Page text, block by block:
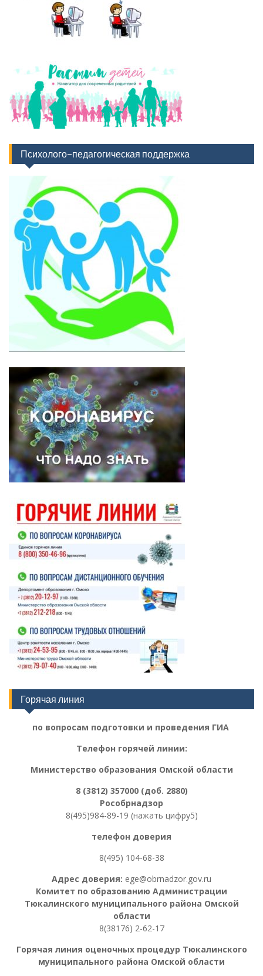
Психолого-педагогическая поддержка
Горячая линия
по вопросам подготовки и проведения ГИА
Телефон горячей линии:
Министерство образования Омской области
8 (3812) 357000 (доб. 2880)
Рособрнадзор
8(495)984-89-19 (нажать цифру5)
телефон доверия
8(495) 104-68-38
Адрес доверия: ege@obrnadzor.gov.ru
Комитет по образованию Администрации
Тюкалинского муниципального района Омской
области
8(38176) 2-62-17
Горячая линия оценочных процедур Тюкалинского
муниципального района Омской области